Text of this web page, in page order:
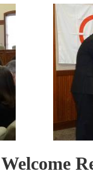
Welcome